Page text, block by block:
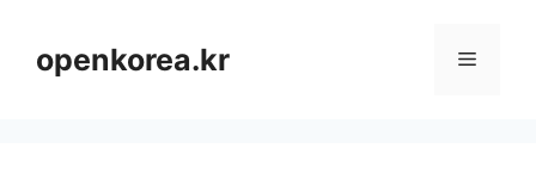
openkorea.kr 메